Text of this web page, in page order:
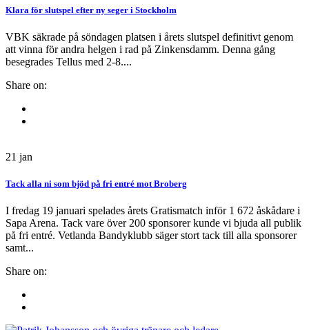
Klara för slutspel efter ny seger i Stockholm
VBK säkrade på söndagen platsen i årets slutspel definitivt genom
att vinna för andra helgen i rad på Zinkensdamm. Denna gång
besegrades Tellus med 2-8....
Share on:
21 jan
Tack alla ni som bjöd på fri entré mot Broberg
I fredag 19 januari spelades årets Gratismatch inför 1 672 åskådare i
Sapa Arena. Tack vare över 200 sponsorer kunde vi bjuda all publik
på fri entré. Vetlanda Bandyklubb säger stort tack till alla sponsorer
samt...
Share on: